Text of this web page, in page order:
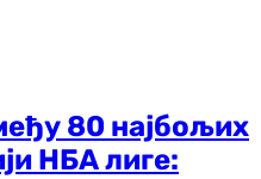
80 најбољих
НБА лиге: